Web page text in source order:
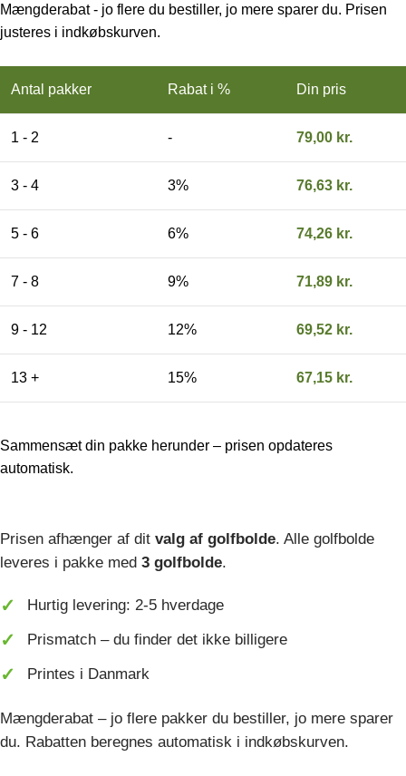
Mængderabat - jo flere du bestiller, jo mere sparer du. Prisen
justeres i indkøbskurven.
Antal pakker Rabat i % Din pris
1 - 2 - 79,00 kr.
3 - 4 3% 76,63 kr.
5 - 6 6% 74,26 kr.
7 - 8 9% 71,89 kr.
9 - 12 12% 69,52 kr.
13 + 15% 67,15 kr.
Sammensæt din pakke herunder – prisen opdateres
automatisk.
Prisen afhænger af dit valg af golfbolde. Alle golfbolde
leveres i pakke med 3 golfbolde.
Hurtig levering: 2-5 hverdage
Prismatch – du finder det ikke billigere
Printes i Danmark
Mængderabat – jo flere pakker du bestiller, jo mere sparer
du. Rabatten beregnes automatisk i indkøbskurven.